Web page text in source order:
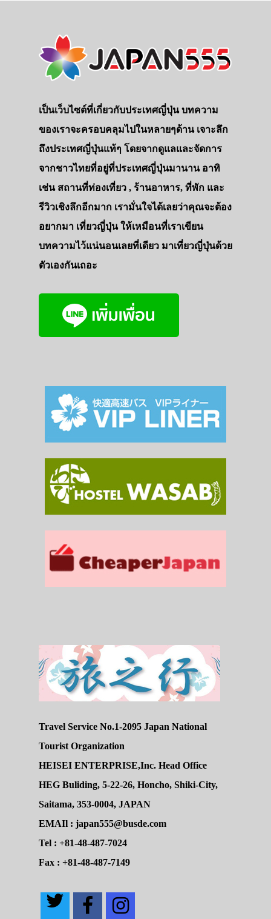
เป็นเว็บไซต์ที่เกี่ยวกับประเทศญี่ปุ่น บทความ
ของเราจะครอบคลุมไปในหลายๆด้าน เจาะลึก
ถึงประเทศญี่ปุ่นแท้ๆ โดยจากดูแลและจัดการ
จากชาวไทยที่อยู่ที่ประเทศญี่ปุ่นมานาน อาทิ
เช่น สถานที่ท่องเที่ยว , ร้านอาหาร, ที่พัก และ
รีวิวเชิงลึกอีกมาก เรามั่นใจได้เลยว่าคุณจะต้อง
อยากมา เที่ยวญี่ปุ่น ให้เหมือนที่เราเขียน
บทความไว้แน่นอนเลยที่เดียว มาเที่ยวญี่ปุ่นด้วย
ตัวเองกันเถอะ
Travel Service No.1-2095 Japan National
Tourist Organization
HEISEI ENTERPRISE,Inc. Head Office
HEG Buliding, 5-22-26, Honcho, Shiki-City,
Saitama, 353-0004, JAPAN
EMAIl : japan555@busde.com
Tel : +81-48-487-7024
Fax : +81-48-487-7149